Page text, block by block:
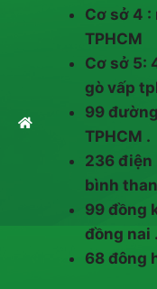
Cơ sở 4
TPHCM
Cơ sở 5:
gò vấp
99
TPHCM .
236 điện
bình
99 đồng
đồng nai .
68 đông